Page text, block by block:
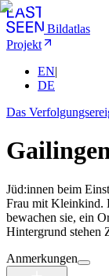
Bildatlas
Projekt
EN|
DE
Das
Jüd:innen beim
Frau mit Kleinkind.
bewachen sie, ein
Hintergrund stehen
Anmerkungen